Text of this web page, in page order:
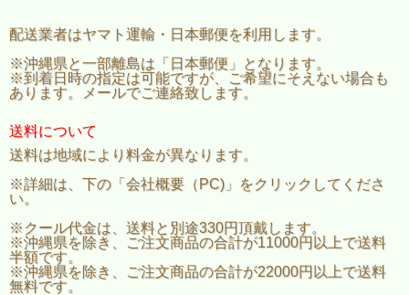
配送業者はヤマト運輸・日本郵便を利用します。
※沖縄県と一部離島は「日本郵便」となります。
※到着日時の指定は可能ですが、ご希望にそえない場合も
あります。メールでご連絡致します。
送料について
送料は地域により料金が異なります。
※詳細は、下の「会社概要（PC)」をクリックしてくださ
い。
※クール代金は、送料と別途330円頂戴します。
※沖縄県を除き、ご注文商品の合計が11000円以上で送料
半額です。
※沖縄県を除き、ご注文商品の合計が22000円以上で送料
無料です。